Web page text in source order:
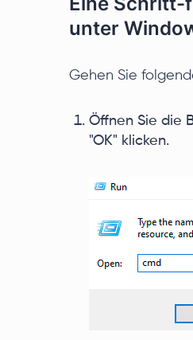
unter
Gehen Sie
Öffnen Sie die
"OK" klicken.